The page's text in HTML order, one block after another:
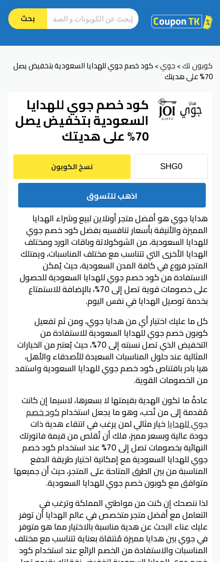
بحث
كوبون تك>جوي>كود خصم جوي للهدايا السعودية بتخفيض يصل
70% على هديتك
كود خصم جوي للهدايا
السعودية بتخفيض يصل
70% على هديتك
نسخ الكوبون
اذهب للتسوق
هدايا جوي هو أفضل متجر أونلاين لبيع وشراء الهدايا
المميزة والأنيقة بأسعار تنافسيه بفضل كود خصم جوي
للهدايا السعودية، من الشوكولاتة وباقات الورد ومختلف
الهدايا الأخرى التي تتناسب مع مختلف المناسبات، ويمتلك
المتجر فروع في كافة المدن السعودية، حيث يُمكن
الاستفادة من كود خصم جوي للهدايا السعودية للحصول
على خصومات قوية تصل إلى 70%، بالإضافة للاستمتاع
بخدمة توصيل الهدايا في نفس اليوم.
كل ما عليك اختيار أي من هدايا جوي، ومن ثم تفعيل
كوبون خصم جوي للهدايا السعودية للاستفادة من
التخفيض الذي تصل نسبته إلى 70%، حيث يُعتبر من الخيارات
المثالية عند حلول المناسبات السعيدة للأصدقاء والأهل،
هيا بادر باقتناص كود خصم جوي للهدايا السعودية واستفد
من الخصومات القوية.
عادةً ما تكون الهدية بقيمتها لا بسعرها، لاسيما إن كانت
مُقدمة إلى من تُحب، وهو ما يجعل استخدامكود خصم
جوي للهداياخيار مثالي لمن يرغب في انتقاء هدية ذات
جودة عالية وبسعر مميز، فلك أن تُقلص من قيمة فاتورتك
النهائية بخصومات تصل إلى 70% عند استخدام كود خصم
جوي للهدايا السعودية مع إمكانية اختيار طريقة الدفع
المناسبة من بين الطرق المتاحة على المتجر، حيث أن جميعها
متوافق مع كوبون خصم جوي للهدايا السعودية.
لذا ننصحك إن كنت من مواطني المملكة وترغب في
التعامل مع أفضل متجر متخصص في عالم الهدايا أن توفر
عليك عناء البحث عن هدية مناسبة بالاختيار مما هو متوفر
في جوي بين هدايا مميزة مُنتقاة بعناية تتناسب مع مختلف
المناسبات والاستفادة من الخصم الرائع عند استخدام كود